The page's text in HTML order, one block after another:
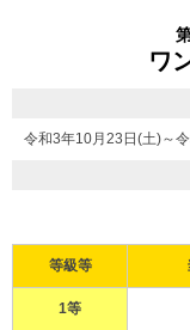
ワ
令和3年10月23日(土)～
等級等
1等